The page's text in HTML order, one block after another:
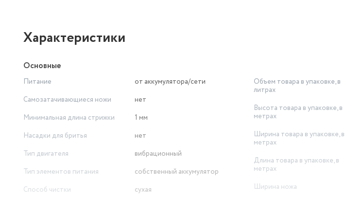
Характеристики
Основные
Питание
от аккумулятора/сети
Самозатачивающиеся ножи
нет
Минимальная длина стрижки
1 мм
Насадки для бритья
нет
Тип двигателя
вибрационный
Тип элементов питания
собственный аккумулятор
Способ чистки
сухая
Объем товара в упаковке, в
литрах
Высота товара в упаковке, в
метрах
Ширина товара в упаковке, в
метрах
Длина товара в упаковке, в
метрах
Ширина ножа